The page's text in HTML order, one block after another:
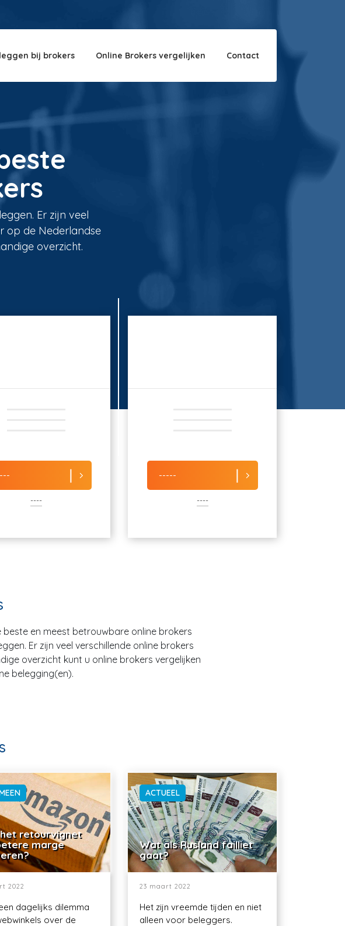
bij brokers Online Brokers vergelijken Contact
Er zijn veel
op de Nederlandse
overzicht.
----
-----
----
beste en meest betrouwbare online brokers
Er zijn veel verschillende online brokers
overzicht kunt u online brokers vergelijken
belegging(en).
retourvignet
marge
2022
dagelijks dilemma
over de
ACTUEEL
Wat als Rusland failliet
gaat?
23 maart 2022
Het zijn vreemde tijden en niet
alleen voor beleggers.